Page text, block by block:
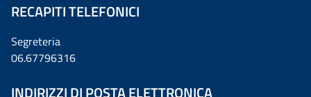
RECAPITI TELEFONICI
Segreteria
06.67796316
INDIRIZZI DI POSTA ELETTRONICA